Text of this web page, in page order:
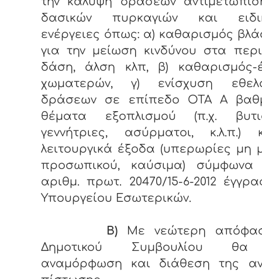
δασικών πυρκαγιών και
ενέργειες όπως: α) καθαρισμός
για την μείωση κινδύνου στα
δάση, άλση κλπ, β) καθαρισμός-
χωματερών, γ) ενίσχυση
δράσεων σε επίπεδο ΟΤΑ Α
θέματα εξοπλισμού (π.χ.
γεννήτριες, ασύρματοι, κ.λ.π.)
λειτουργικά έξοδα (υπερωρίες μη
προσωπικού, καύσιμα)
αριθμ. πρωτ. 20470/15-6-2012
Υπουργείου Εσωτερικών.
Β)
Με νεώτερη
Δημοτικού Συμβουλίου θα
αναμόρφωση και διάθεση της